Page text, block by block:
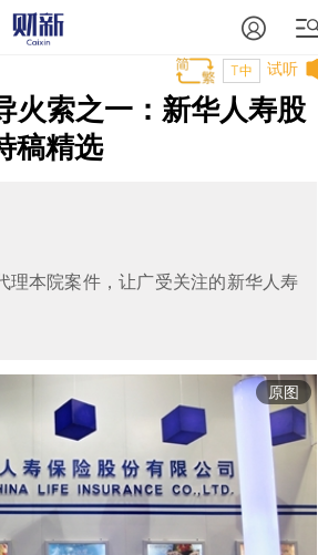
试听
T中
火索之一：新华人寿股
稿精选
理本院案件，让广受关注的新华人寿
原图